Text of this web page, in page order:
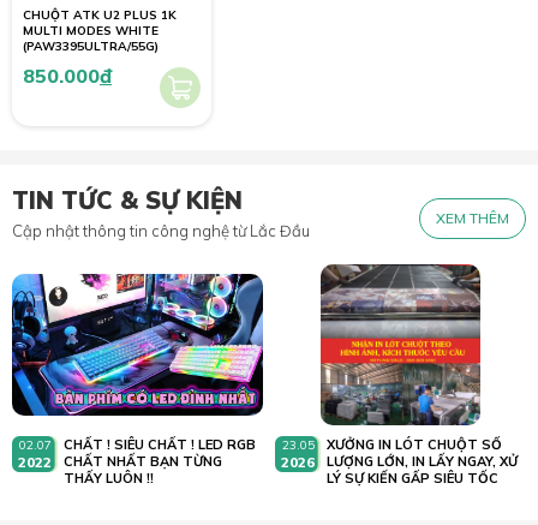
CHUỘT ATK U2 PLUS 1K
MULTI MODES WHITE
(PAW3395ULTRA/55G)
850.000đ
TIN TỨC & SỰ KIỆN
Cập nhật thông tin công nghệ từ Lắc Đầu
XEM THÊM
02.07
2022
CHẤT ! SIÊU CHẤT ! LED RGB
CHẤT NHẤT BẠN TỪNG
THẤY LUÔN !!
23.05
2026
XƯỞNG IN LÓT CHUỘT SỐ
LƯỢNG LỚN, IN LẤY NGAY, XỬ
LÝ SỰ KIẾN GẤP SIÊU TỐC